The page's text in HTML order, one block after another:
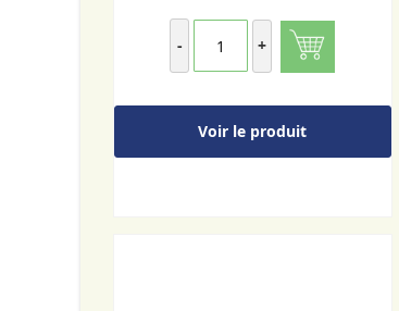
- +
Voir le produit